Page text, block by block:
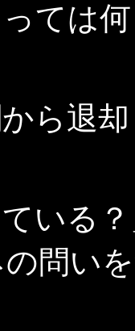
ては
ら退
ている
問い